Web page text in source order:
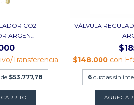
CO2
ARGEN...
Transferencia
$53.777,78
VÁLVULA
$148.000 con
6 cuotas sin